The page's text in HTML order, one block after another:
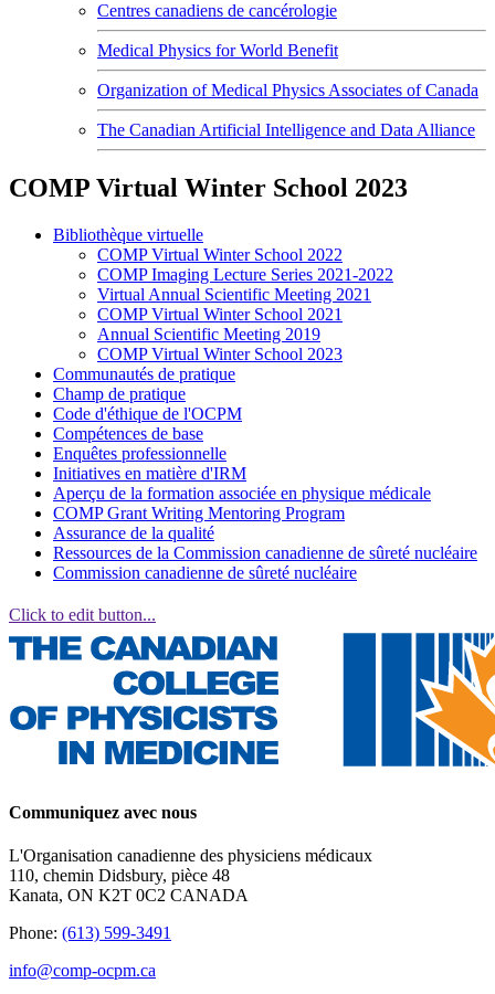
Centres canadiens de cancérologie
Medical Physics for World Benefit
Organization of Medical Physics Associates of Canada
The Canadian Artificial Intelligence and Data Alliance
COMP Virtual Winter School 2023
Bibliothèque virtuelle
COMP Virtual Winter School 2022
COMP Imaging Lecture Series 2021-2022
Virtual Annual Scientific Meeting 2021
COMP Virtual Winter School 2021
Annual Scientific Meeting 2019
COMP Virtual Winter School 2023
Communautés de pratique
Champ de pratique
Code d'éthique de l'OCPM
Compétences de base
Enquêtes professionnelle
Initiatives en matière d'IRM
Aperçu de la formation associée en physique médicale
COMP Grant Writing Mentoring Program
Assurance de la qualité
Ressources de la Commission canadienne de sûreté nucléaire
Commission canadienne de sûreté nucléaire
Click to edit button...
Communiquez avec nous
L'Organisation canadienne des physiciens médicaux
110, chemin Didsbury, pièce 48
Kanata, ON K2T 0C2 CANADA
Phone: (613) 599-3491
info@comp-ocpm.ca